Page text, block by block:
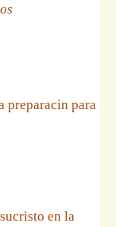
preparacin para
en la